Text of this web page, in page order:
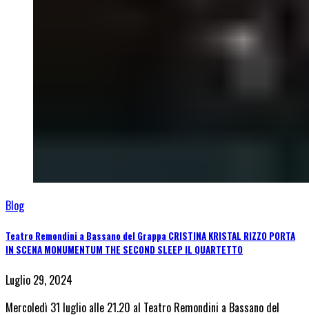
Blog
Teatro Remondini a Bassano del Grappa CRISTINA KRISTAL RIZZO PORTA
IN SCENA MONUMENTUM THE SECOND SLEEP IL QUARTETTO
Luglio 29, 2024
Mercoledì 31 luglio alle 21.20 al Teatro Remondini a Bassano del